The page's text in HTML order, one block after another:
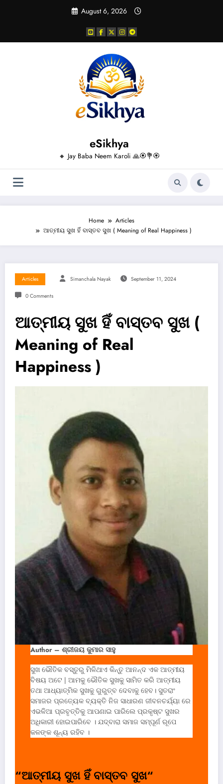
August 6, 2026
eSikhya
🔸 Jay Baba Neem Karoli 🙏🏵️💐🏵️
Home
Articles
ଆତ୍ମୀୟ ସୁଖ ହିଁ ବାସ୍ତବ ସୁଖ ( Meaning of Real Happiness )
Articles Simanchala Nayak September 11, 2024
0 Comments
ଆତ୍ମୀୟ ସୁଖ ହିଁ ବାସ୍ତବ ସୁଖ (
Meaning of Real
Happiness )
Author – ଶ୍ରୀଜୟ କୁମାର ସାହୁ
ସୁଖ ଭୌତିକ ବସ୍ତୁରୁ ମିଳିଥାଏ କିନ୍ତୁ ଆନନ୍ଦ ଏକ ଆତ୍ମୀୟ
ବିଷୟ ଅଟେ | ଆମକୁ ଭୌତିକ ସୁଖକୁ ସାମିତ କରି ଆତ୍ମୀୟ
ତଥା ଆଧ୍ୟାତ୍ମିକ ସୁଖକୁ ଗୁରୁତ୍ବ ଦେବାକୁ ହେବ। ସୁତରାଂ
ସମାଜର ପ୍ରତ୍ୟେକ ବ୍ୟକ୍ତି ନିଜ ସାଧାରଣ ଜୀବନଚର୍ଯ୍ୟା ରେ
ଏଭଳିଆ ପ୍ରବୃତ୍ତିକୁ ଆପଣାଇ ପାରିଲେ ପ୍ରକୃଷ୍ଟ ସୁଖର
ଅଧିକାରୀ ହୋଇପାରିବେ । ଯଦ୍ବାରା ସମାଜ ସମ୍ପୂର୍ଣ ରୂପେ
କଳଙ୍କ ଶୂନ୍ୟ ରହିବ ।
“ଆତ୍ମୀୟ ସୁଖ ହିଁ ବାସ୍ତବ ସୁଖ“